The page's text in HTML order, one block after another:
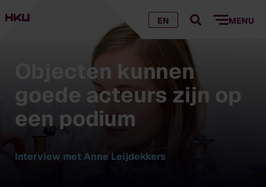
EN MENU
Objecten kunnen
goede acteurs zijn op
een podium
Interview met Anne Leijdekkers